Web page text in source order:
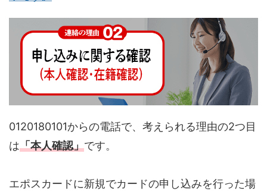
0120180101からの電話で、考えられる理由の2つ目
は「本人確認」です。
エポスカードに新規でカードの申し込みを行った場